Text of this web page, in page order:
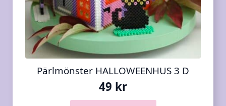
Pärlmönster HALLOWEENHUS 3 D
49 kr